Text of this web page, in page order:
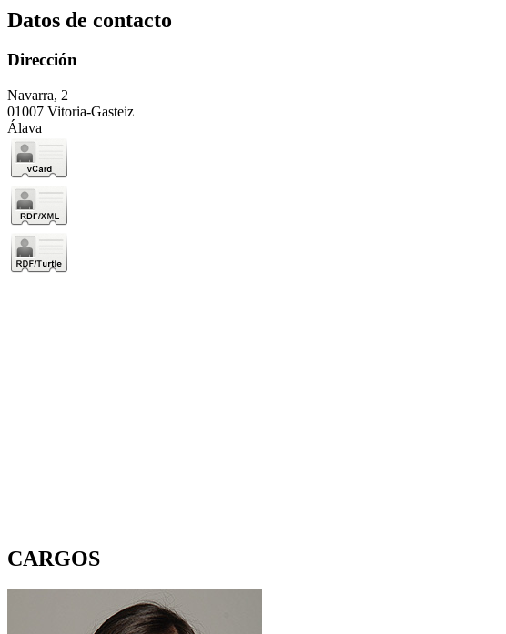
Datos de contacto
Dirección
Navarra, 2
01007 Vitoria-Gasteiz
Álava
CARGOS